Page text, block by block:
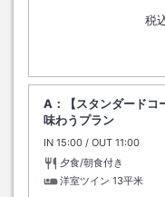
税
A：【スタンダードコ
味わうプラン
IN チェックイン
15:00 / OUT チェックア
11:00
夕食/朝食付き
洋室ツイン 13平米